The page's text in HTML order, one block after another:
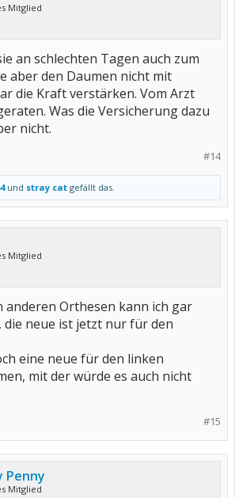
Mitglied
an schlechten Tagen auch zum
aber den Daumen nicht mit
die Kraft verstärken. Vom Arzt
Was die Versicherung dazu
nicht.
#14
und stray cat gefällt das.
Mitglied
anderen Orthesen kann ich gar
neue ist jetzt nur für den
eine neue für den linken
mit der würde es auch nicht
#15
Penny
Mitglied